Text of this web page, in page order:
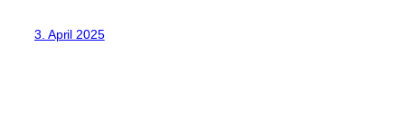
3. April 2025